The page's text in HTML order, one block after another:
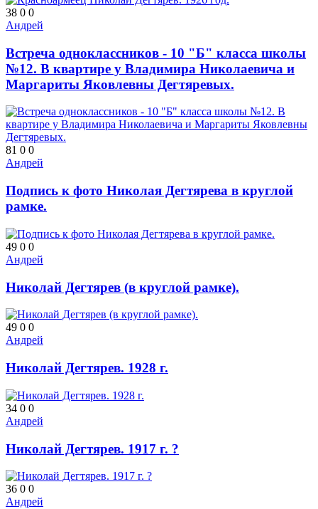
38 0 0
Андрей
Встреча одноклассников - 10 "Б" класса школы
№12. В квартире у Владимира Николаевича и
Маргариты Яковлевны Дегтяревых.
81 0 0
Андрей
Подпись к фото Николая Дегтярева в круглой
рамке.
49 0 0
Андрей
Николай Дегтярев (в круглой рамке).
49 0 0
Андрей
Николай Дегтярев. 1928 г.
34 0 0
Андрей
Николай Дегтярев. 1917 г. ?
36 0 0
Андрей